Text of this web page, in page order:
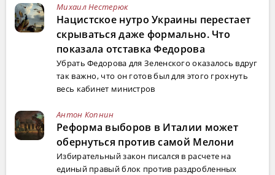
Михаил Нестерюк
Нацистское нутро Украины перестает
скрываться даже формально. Что
показала отставка Федорова
Убрать Федорова для Зеленского оказалось вдруг
так важно, что он готов был для этого грохнуть
весь кабинет министров
Антон Копнин
Реформа выборов в Италии может
обернуться против самой Мелони
Избирательный закон писался в расчете на
единый правый блок против раздробленных